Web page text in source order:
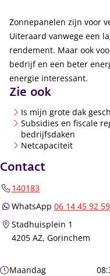
Zonnepanelen zijn voor
Uiteraard vanwege een
rendement. Maar ook
bedrijf en een beter
energie interessant.
Zie ook
Is mijn grote dak
Subsidies en fiscale
bedrijfsdaken
Netcapaciteit
Contact
140183
WhatsApp 06 14 45 92 59
Stadhuisplein 1
4205 AZ, Gorinchem
Openingstijden
Maandag